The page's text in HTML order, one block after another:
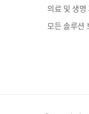
의료 및 생명
모든 솔루션